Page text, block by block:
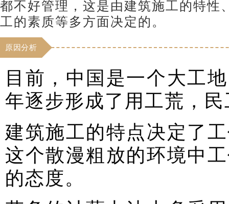
都不好管理，这是由建筑施工的特性
工的素质等多方面决定的。
原因分析
目前，中国是一个大工
年逐步形成了用工荒，
建筑施工的特点决定了
这个散漫粗放的环境中
的态度。